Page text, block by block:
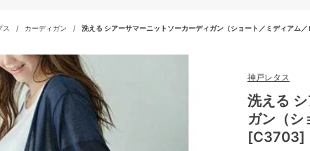
ス / カーディガン / 洗える シアーサマーニットソーカーディガン（ショート／ミディアム
神戸レタス
洗える
ガン（シ
[C3703]